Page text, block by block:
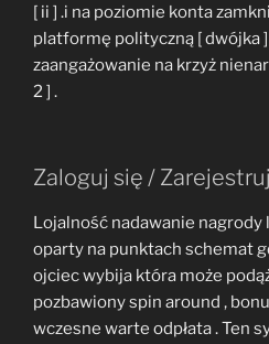
[ ii ] .i na poziomie konta
platformę polityczną [ dwójka
zaangażowanie na krzyż
2 ] .
Zaloguj się /
Lojalność nadawanie nagrody
oparty na punktach schemat
ojciec wybija która może
pozbawiony spin around ,
wczesne warte odpłata . Ten